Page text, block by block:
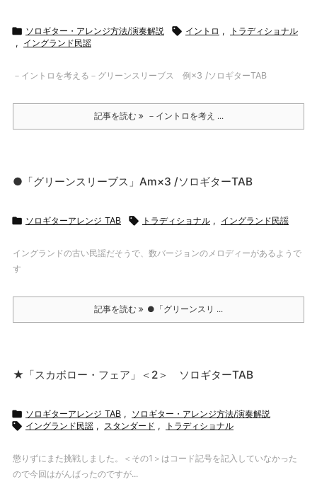
 ソロギター・アレンジ方法/演奏解説  イントロ ,
トラディショナル
, イングランド民謡
－イントロを考える－グリーンスリーブス 例×3 /ソロギターTAB
記事を読む －イントロを考え ...
●「グリーンスリーブス」Am×3 /ソロギターTAB
 ソロギターアレンジ TAB  トラディショナル , イングランド民謡
イングランドの古い民謡だそうで、数バージョンのメロディーがあるようで
す
記事を読む ●「グリーンスリ ...
★「スカボロー・フェア」＜2＞ ソロギターTAB
 ソロギターアレンジ TAB , ソロギター・アレンジ方法/演奏解説
 イングランド民謡 , スタンダード , トラディショナル
懲りずにまた挑戦しました。＜その1＞はコード記号を記入していなかった
ので今回はがんばったのですが...